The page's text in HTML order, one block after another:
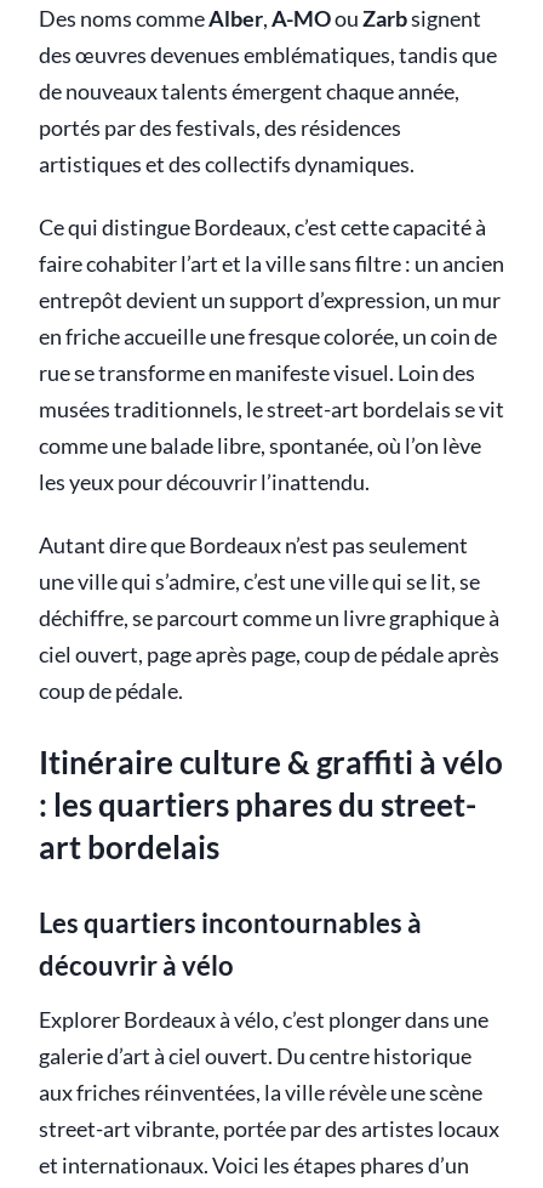
Des noms commeAlber,A-MOouZarbsignent
des œuvres devenues emblématiques, tandis que
de nouveaux talents émergent chaque année,
portés par des festivals, des résidences
artistiques et des collectifs dynamiques.
Ce qui distingue Bordeaux, c’est cette capacité à
faire cohabiter l’art et la ville sans filtre : un ancien
entrepôt devient un support d’expression, un mur
en friche accueille une fresque colorée, un coin de
rue se transforme en manifeste visuel. Loin des
musées traditionnels, le street-art bordelais se vit
comme une balade libre, spontanée, où l’on lève
les yeux pour découvrir l’inattendu.
Autant dire que Bordeaux n’est pas seulement
une ville qui s’admire, c’est une ville qui se lit, se
déchiffre, se parcourt comme un livre graphique à
ciel ouvert, page après page, coup de pédale après
coup de pédale.
Itinéraire culture & graffiti à vélo
: les quartiers phares du street-
art bordelais
Les quartiers incontournables à
découvrir à vélo
Explorer Bordeaux à vélo, c’est plonger dans une
galerie d’art à ciel ouvert. Du centre historique
aux friches réinventées, la ville révèle une scène
street-art vibrante, portée par des artistes locaux
et internationaux. Voici les étapes phares d’un